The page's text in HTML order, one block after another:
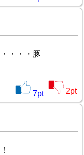
・・・豚
7pt 2pt